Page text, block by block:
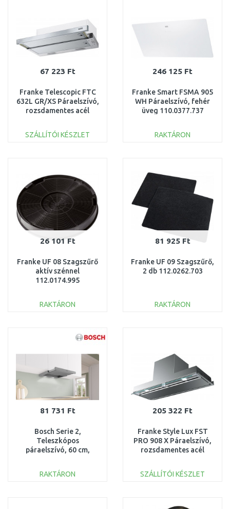
67 223 Ft
Franke Telescopic FTC
632L GR/XS Páraelszívó,
rozsdamentes acél
SZÁLLÍTÓI KÉSZLET
246 125 Ft
Franke Smart FSMA 905
WH Páraelszívó, fehér
üveg 110.0377.737
RAKTÁRON
26 101 Ft
Franke UF 08 Szagszűrő
aktív szénnel
112.0174.995
RAKTÁRON
Összehasonlítás
81 925 Ft
Franke UF 09 Szagszűrő,
2 db 112.0262.703
RAKTÁRON
81 731 Ft
Bosch Serie 2,
Teleszkópos
páraelszívó, 60 cm,
DFL064W53
RAKTÁRON
205 322 Ft
Franke Style Lux FST
PRO 908 X Páraelszívó,
rozsdamentes acél
SZÁLLÍTÓI KÉSZLET
Összehasonlítás